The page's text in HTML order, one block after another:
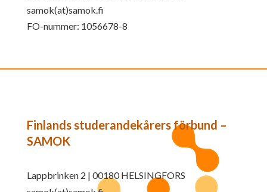
samok(at)samok.fi
FO-nummer: 1056678-8
Finlands studerandekårers förbund –
SAMOK
Lappbrinken 2 | 00180 HELSINGFORS